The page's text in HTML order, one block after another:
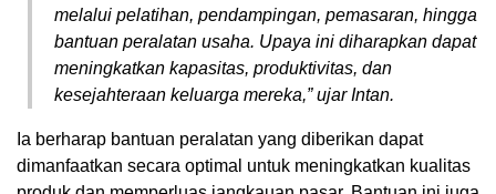
melalui pelatihan, pendampingan, pemasaran, hingga
bantuan peralatan usaha. Upaya ini diharapkan dapat
meningkatkan kapasitas, produktivitas, dan
kesejahteraan keluarga mereka,” ujar Intan.
​Ia berharap bantuan peralatan yang diberikan dapat
dimanfaatkan secara optimal untuk meningkatkan kualitas